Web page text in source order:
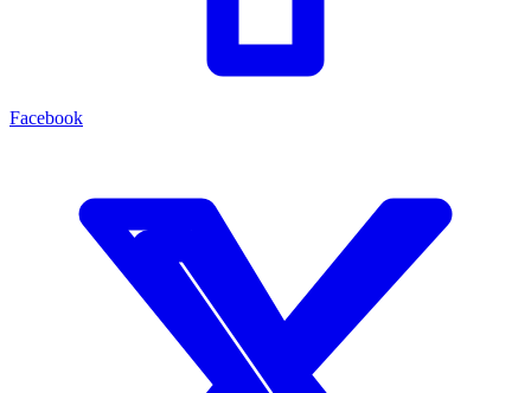
Facebook